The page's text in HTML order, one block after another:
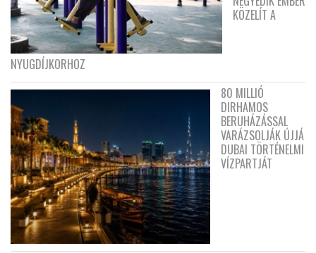
KÖZELÍT A
NYUGDÍJKORHOZ
80 MILLIÓ
DIRHAMOS
BERUHÁZÁSSAL
VARÁZSOLJÁK ÚJJÁ
DUBAI TÖRTÉNELMI
VÍZPARTJÁT